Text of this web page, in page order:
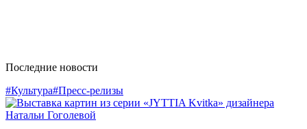
Последние новости
#Культура#Пресс-релизы